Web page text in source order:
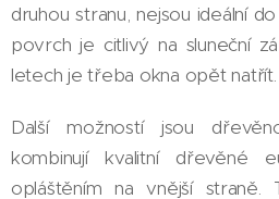
druhou stranu, nejsou ideální
povrch je citlivý na sluneční
letech je třeba okna opět natřít.
Další možností jsou
kombinují kvalitní dřevěné
opláštěním na vnější straně.